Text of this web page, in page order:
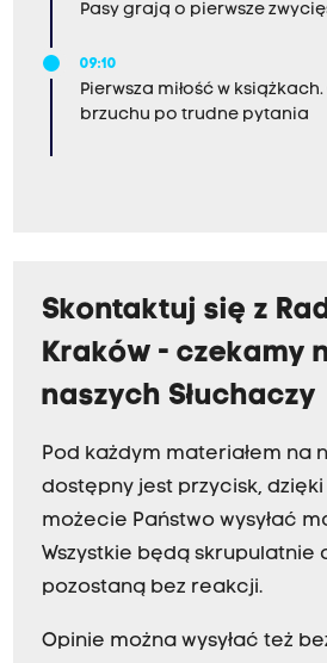
Pasy grają o pierwsze
09:10
Pierwsza miłość w
brzuchu po trudne pytania
Skontaktuj się z
Kraków - czekamy
naszych Słuchaczy
Pod każdym materiałem na
dostępny jest przycisk,
możecie Państwo wysyłać
Wszystkie będą skrupulatnie
pozostaną bez reakcji.
Opinie można wysyłać też